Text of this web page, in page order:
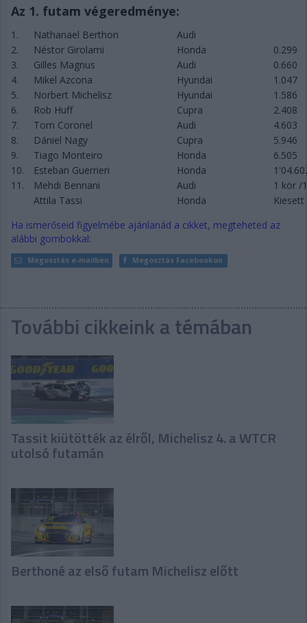
Az 1. futam végeredménye:
1. Nathanael Berthon
Audi
2.
Néstor Girolami Honda
0.299
3.
Gilles Magnus Audi
0.660
4.
Mikel Azcona Hyundai
1.047
5.
Norbert Michelisz Hyundai
1.586
6.
Rob Huff Cupra
2.408
7.
Tom Coronel Audi
4.603
8.
Dániel Nagy Cupra
5.946
9.
Tiago Monteiro Honda
6.505
10.
Esteban Guerrieri Honda
11.
Mehdi Bennani Audi
1 kör /
Attila Tassi
Honda
Kiesett
Ha ismerőseid figyelmébe ajánlanád a cikket, megteheted az
alábbi gombokkal:
Megosztás e-mailben Megosztás Facebookon
További cikkeink a témában
Tassit kiütötték az élről, Michelisz 4. a WTCR
utolsó futamán
Berthoné az első futam Michelisz előtt